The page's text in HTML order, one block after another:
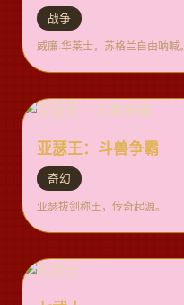
战争
威廉·华莱士，苏格兰自由呐喊。
亚瑟王：斗兽争霸
奇幻
亚瑟拔剑称王，传奇起源。